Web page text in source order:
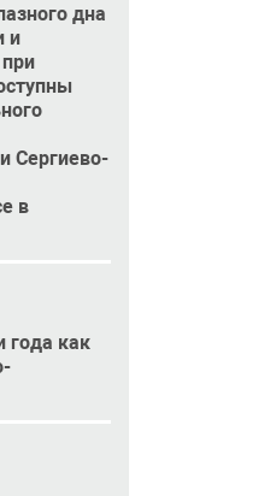
дна
и
Сергиево-
в
года как